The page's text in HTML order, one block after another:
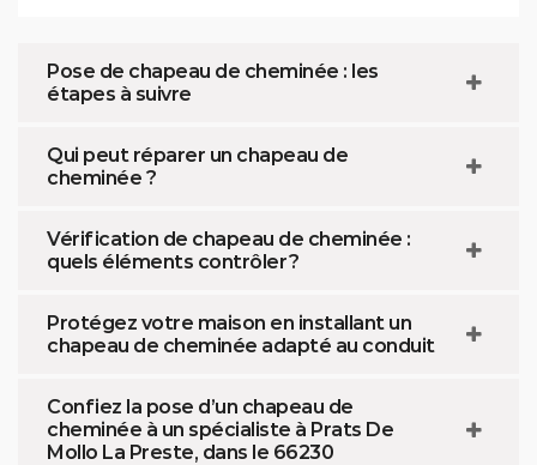
Pose de chapeau de cheminée : les
étapes à suivre
Qui peut réparer un chapeau de
cheminée ?
Vérification de chapeau de cheminée :
quels éléments contrôler ?
Protégez votre maison en installant un
chapeau de cheminée adapté au conduit
Confiez la pose d’un chapeau de
cheminée à un spécialiste à Prats De
Mollo La Preste, dans le 66230